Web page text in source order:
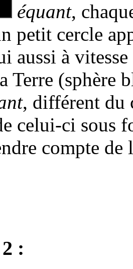
équant,
petit cercle
aussi à
Terre (sphère
, différent du
celui-ci sous
compte
: